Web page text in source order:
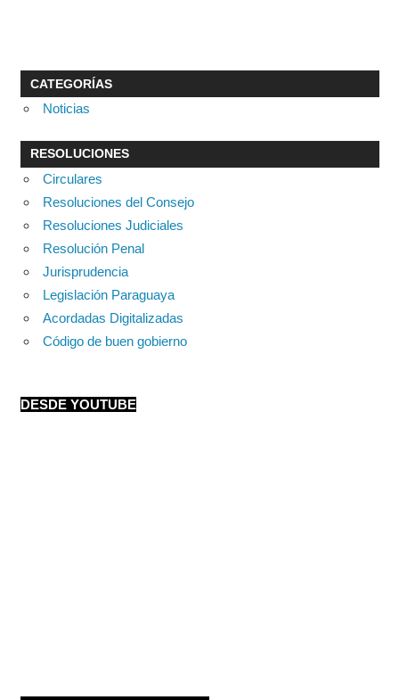
CATEGORÍAS
Noticias
RESOLUCIONES
Circulares
Resoluciones del Consejo
Resoluciones Judiciales
Resolución Penal
Jurisprudencia
Legislación Paraguaya
Acordadas Digitalizadas
Código de buen gobierno
DESDE YOUTUBE